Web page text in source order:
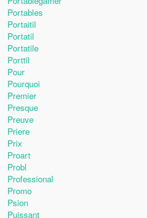
Portables
Portaitil
Portatil
Portatile
Porttil
Pour
Pourquoi
Premier
Presque
Preuve
Priere
Prix
Proart
Probl
Professional
Promo
Psion
Puissant